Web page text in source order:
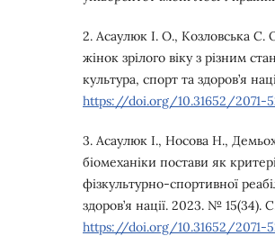
2. Асаулюк І. О., Козловська С.
жінок зрілого віку з різним
культура, спорт та здоров’я
https://doi.org/10.31652/2071-
3. Асаулюк І., Носова Н.,
біомеханіки постави як
фізкультурно-спортивної
здоров’я нації. 2023. № 15(34).
https://doi.org/10.31652/2071-